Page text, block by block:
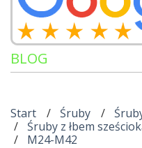
BLOG
Start Śruby
Śruby z łbem
M24-M42